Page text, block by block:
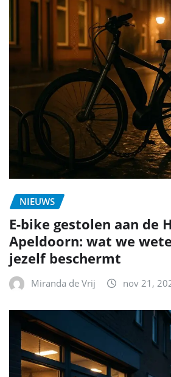
NIEUWS
E-bike gestolen aan de
Apeldoorn: wat we
jezelf beschermt
Miranda de Vrij nov 21,